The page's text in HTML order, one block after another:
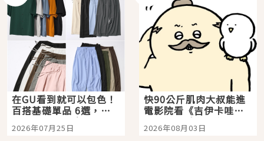
在GU看到就可以包色！
百搭基礎單品 6選，閉
眼全收也不心疼
2026年07月25日
快90公斤肌肉大叔能進
電影院看《吉伊卡哇》
嗎？日本重金屬樂團
「打首」會長與nagano
2026年08月03日